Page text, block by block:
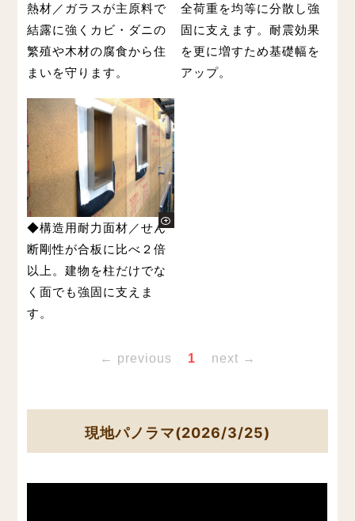
← previous 1 next →
熱材／ガラスが主原料で
結露に強くカビ・ダニの
繁殖や木材の腐食から住
まいを守ります。
全荷重を均等に分散し強
固に支えます。耐震効果
を更に増すため基礎幅を
アップ。
◆構造用耐力面材／せん
断剛性が合板に比べ２倍
以上。建物を柱だけでな
く面でも強固に支えま
す。
現地パノラマ(2026/3/25)